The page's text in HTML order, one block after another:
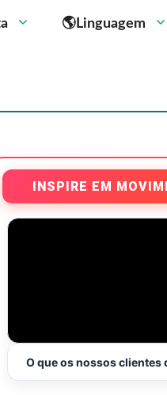
🌎Linguagem
INSPIRE EM
O que os nossos clientes